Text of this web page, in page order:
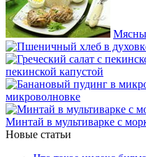
пекинской капустой
микроволновке
Минтай в мультиварке с
Новые статьи